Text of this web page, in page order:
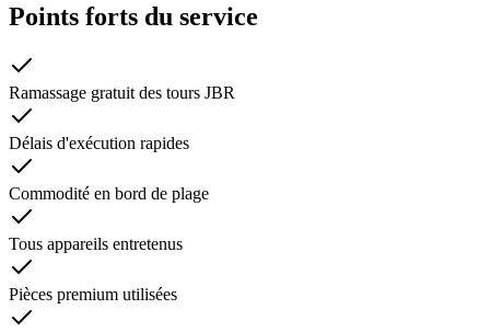
Points forts du service
Ramassage gratuit des tours JBR
Délais d'exécution rapides
Commodité en bord de plage
Tous appareils entretenus
Pièces premium utilisées